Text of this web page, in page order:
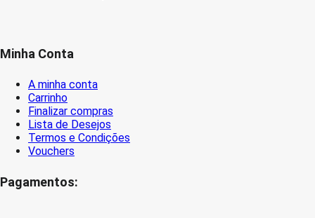
Minha Conta
A minha conta
Carrinho
Finalizar compras
Lista de Desejos
Termos e Condições
Vouchers
Pagamentos: